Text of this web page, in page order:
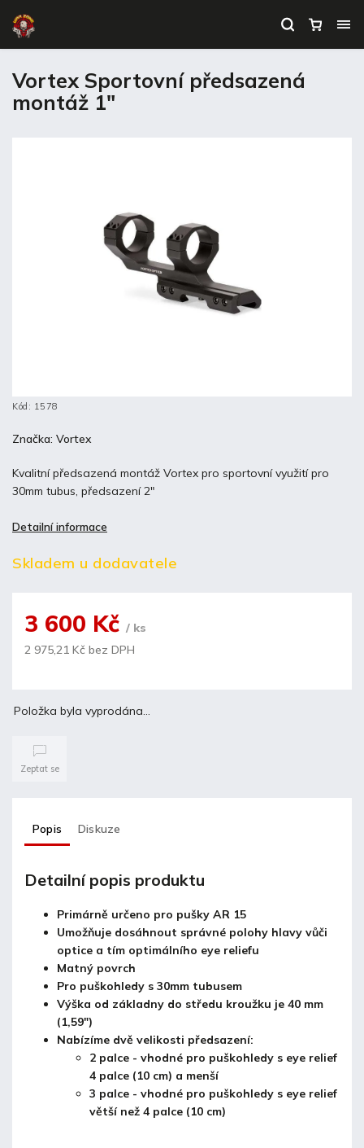
Vortex Sportovní předsazená
montáž 1"
Kód: 1578
Kvalitní předsazená montáž Vortex pro sportovní využití pro
30mm tubus, předsazení 2"
Detailní informace
Značka: Vortex
Skladem u dodavatele
3 600 Kč / ks
2 975,21 Kč bez DPH
Položka byla vyprodána…
Zeptat se
Popis Diskuze
Detailní popis produktu
Primárně určeno pro pušky AR 15
Umožňuje dosáhnout správné polohy hlavy vůči
optice a tím optimálního eye reliefu
Matný povrch
Pro puškohledy s 30mm tubusem
Výška od základny do středu kroužku je 40 mm
(1,59")
Nabízíme dvě velikosti předsazení:
2 palce - vhodné pro puškohledy s eye relief
4 palce (10 cm) a menší
3 palce - vhodné pro puškohledy s eye relief
větší než 4 palce (10 cm)